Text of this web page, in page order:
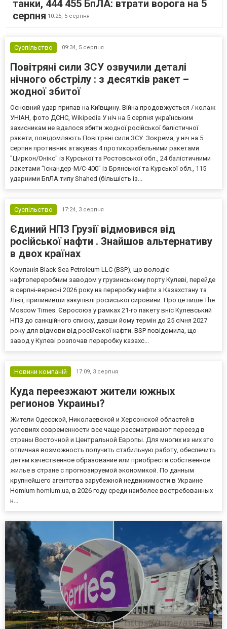
танки, 444 455 БпЛА: втрати ворога на 5
серпня 10:25, 5 серпня
Суспільство 09:34, 5 серпня
Повітряні сили ЗСУ озвучили деталі
нічного обстрілу : з десятків ракет –
жодної збитої
Основний удар припав на Київщину. Війна продовжується / колаж
УНІАН, фото ДСНС, Wikipedia У ніч на 5 серпня українським
захисникам не вдалося збити жодної російської балістичної
ракети, повідомляють Повітряні сили ЗСУ. Зокрема, у ніч на 5
серпня противник атакував 4 протикорабельними ракетами
"Циркон/Онікс" із Курської та Ростовської обл., 24 балістичними
ракетами "Іскандер-М/С-400" із Брянської та Курської обл., 115
ударними БпЛА типу Shahed (більшість із...
Суспільство 17:24, 3 серпня
Єдиний НПЗ Грузії відмовився від
російської нафти . Знайшов альтернативу
в двох країнах
Компанія Black Sea Petroleum LLC (BSP), що володіє
нафтопереробним заводом у грузинському порту Кулеві, перейде
в серпні-вересні 2026 року на переробку нафти з Казахстану та
Лівії, припинивши закупівлі російської сировини. Про це пише The
Moscow Times. Євросоюз у рамках 21-го пакету вніс Кулевський
НПЗ до санкційного списку, давши йому термін до 25 січня 2027
року для відмови від російської нафти. BSP повідомила, що
завод у Кулеві розпочав переробку казахс...
Новини компаній 17:09, 3 серпня
Куда переезжают жители южных
регионов Украины?
Жители Одесской, Николаевской и Херсонской областей в
условиях современности все чаще рассматривают переезд в
страны Восточной и Центральной Европы. Для многих из них это
отличная возможность получить стабильную работу, обеспечить
детям качественное образование или приобрести собственное
жилье в стране с прогнозируемой экономикой. По данным
крупнейшего агентства зарубежной недвижимости в Украине
Homium homium.ua, в 2026 году среди наиболее востребованных
н...